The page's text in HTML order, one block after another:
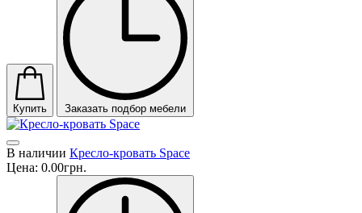
Купить Заказать подбор мебели
В наличии Кресло-кровать Space
Цена: 0.00грн.